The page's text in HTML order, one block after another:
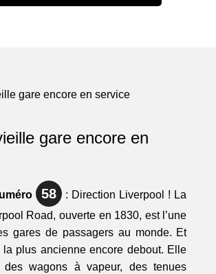
gare encore en
58 : Direction Liverpool ! La
Road, ouverte en 1830, est l’une
gares de passagers au monde. Et
la plus ancienne encore debout. Elle
wagons à vapeur, des tenues